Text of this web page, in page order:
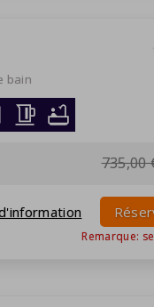
bain
735,00
Remarque: